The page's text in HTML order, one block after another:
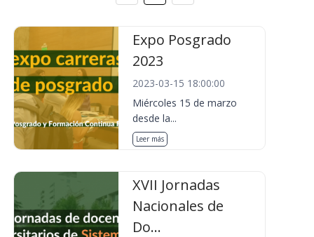
Expo Posgrado
2023
2023-03-15 18:00:00
Miércoles 15 de marzo
desde la...
Leer más
XVII Jornadas
Nacionales de
Do...